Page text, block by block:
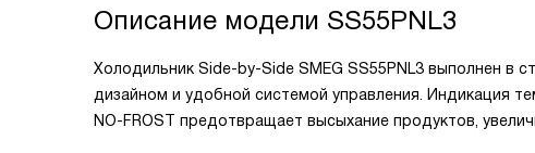
Описание модели SS55PNL3
Холодильник Side-by-Side SMEG SS55PNL3 выполнен в
дизайном и удобной системой управления. Индикация
NO-FROST предотвращает высыхание продуктов,